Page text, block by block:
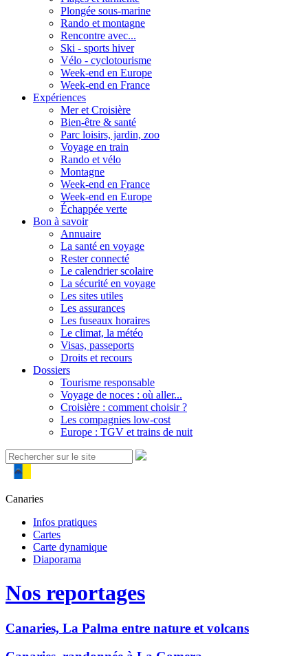
Plongée sous-marine
Rando et montagne
Rencontre avec...
Ski - sports hiver
Vélo - cyclotourisme
Week-end en Europe
Week-end en France
Expériences
Mer et Croisière
Bien-être & santé
Parc loisirs, jardin, zoo
Voyage en train
Rando et vélo
Montagne
Week-end en France
Week-end en Europe
Échappée verte
Bon à savoir
Annuaire
La santé en voyage
Rester connecté
Le calendrier scolaire
La sécurité en voyage
Les sites utiles
Les assurances
Les fuseaux horaires
Le climat, la météo
Visas, passeports
Droits et recours
Dossiers
Tourisme responsable
Voyage de noces : où aller...
Croisière : comment choisir ?
Les compagnies low-cost
Europe : TGV et trains de nuit
Canaries
Infos pratiques
Cartes
Carte dynamique
Diaporama
Nos reportages
Canaries, La Palma entre nature et volcans